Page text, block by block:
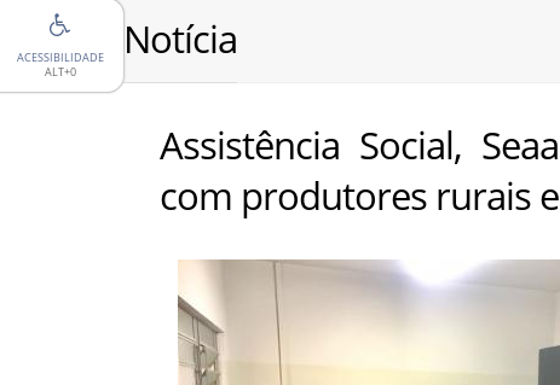
ACESSIBILIDADE
ALT+0
Notícia
Assistência Social,
com produtores rurais